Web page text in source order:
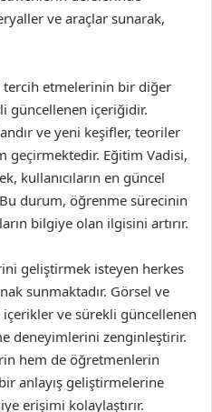
ve araçlar sunarak,
tercih etmelerinin bir diğer
güncellenen içeriğidir.
ve yeni keşifler, teoriler
Eğitim Vadisi,
kullanıcıların en güncel
durum, öğrenme sürecinin
bilgiye olan ilgisini artırır.
geliştirmek isteyen herkes
sunmaktadır. Görsel ve
ve sürekli güncellenen
deneyimlerini zenginleştirir.
hem de öğretmenlerin
anlayış geliştirmelerine
erişimi kolaylaştırır.